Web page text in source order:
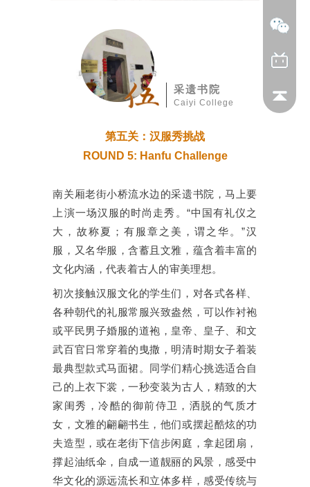
采遗书院
Caiyi College
第五关：汉服秀挑战
ROUND 5: Hanfu Challenge
南关厢老街小桥流水边的采遗书院，马上要
上演一场汉服的时尚走秀。“中国有礼仪之
大，故称夏；有服章之美，谓之华。”汉
服，又名华服，含蓄且文雅，蕴含着丰富的
文化内涵，代表着古人的审美理想。
初次接触汉服文化的学生们，对各式各样、
各种朝代的礼服常服兴致盎然，可以作衬袍
或平民男子婚服的道袍，皇帝、皇子、和文
武百官日常穿着的曳撒，明清时期女子着装
最典型款式马面裙。同学们精心挑选适合自
己的上衣下裳，一秒变装为古人，精致的大
家闺秀，冷酷的御前侍卫，洒脱的气质才
女，文雅的翩翩书生，他们或摆起酷炫的功
夫造型，或在老街下信步闲庭，拿起团扇，
撑起油纸伞，自成一道靓丽的风景，感受中
华文化的源远流长和立体多样，感受传统与